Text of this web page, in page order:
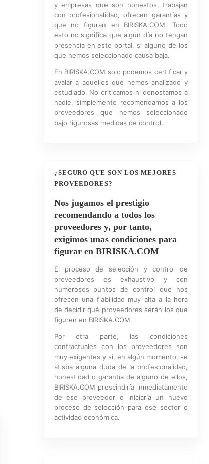
y empresas que son honestos, trabajan
con profesionalidad, ofrecen garantías y
que no figuran en BIRISKA.COM. Todo
esto no significa que algún día no tengan
presencia en este portal, si alguno de los
que hemos seleccionado causa baja.
En BIRISKA.COM solo podemos certificar y
avalar a aquellos que hemos analizado y
estudiado. No criticamos ni denostamos a
nadie, simplemente recomendamos a los
proveedores que hemos seleccionado
bajo rigurosas medidas de control.
¿SEGURO QUE SON LOS MEJORES
PROVEEDORES?
Nos jugamos el prestigio
recomendando a todos los
proveedores y, por tanto,
exigimos unas condiciones para
figurar en BIRISKA.COM
El proceso de selección y control de
proveedores es exhaustivo y con
numerosos puntos de control que nos
ofrecen una fiabilidad muy alta a la hora
de decidir qué proveedores serán los que
figuren en BIRISKA.COM.
Por otra parte, las condiciones
contractuales con los proveedores son
muy exigentes y si, en algún momento, se
atisba alguna duda de la profesionalidad,
honestidad o garantía de alguno de ellos,
BIRISKA.COM prescindiría inmediatamente
de ese proveedor e iniciaría un nuevo
proceso de selección para ese sector o
actividad económica.